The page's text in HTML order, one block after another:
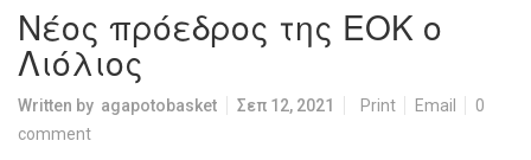
Νέος πρόεδρος της ΕΟΚ ο
Λιόλιος
Written by agapotobasket Σεπ 12, 2021 Print Email
0
comment